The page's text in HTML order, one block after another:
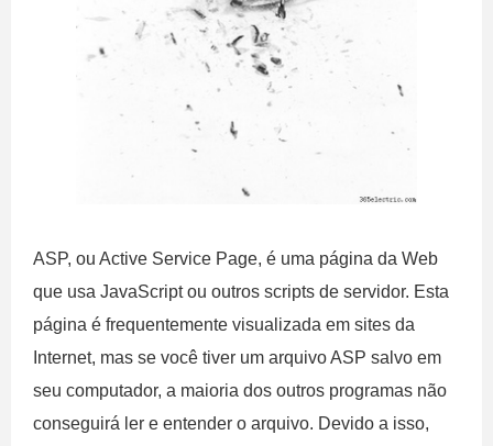
ASP, ou Active Service Page, é uma página da Web
que usa JavaScript ou outros scripts de servidor. Esta
página é frequentemente visualizada em sites da
Internet, mas se você tiver um arquivo ASP salvo em
seu computador, a maioria dos outros programas não
conseguirá ler e entender o arquivo. Devido a isso,